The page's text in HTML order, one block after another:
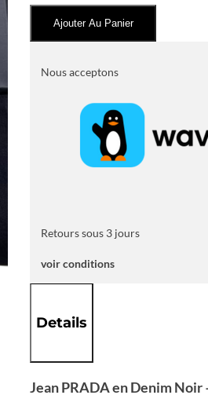
Jean
PRADA
Denim
Ajouter Au Panier
Nous acceptons
Retours sous 3 jours
voir conditions
Details
Jean PRADA en Denim